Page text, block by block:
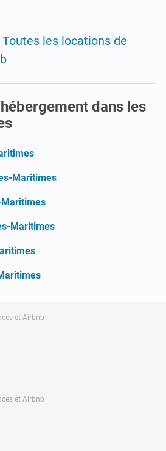
les locations de
dans les
Maritimes
Maritimes
et Airbnb
et Airbnb